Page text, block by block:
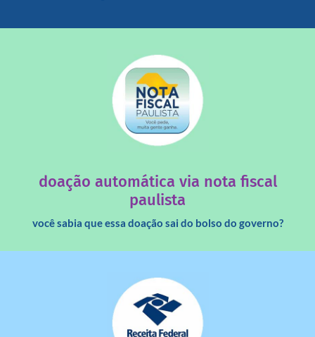
doação automática via nota fiscal
paulista
você sabia que essa doação sai do bolso do governo?
saiba mais
saiba mais